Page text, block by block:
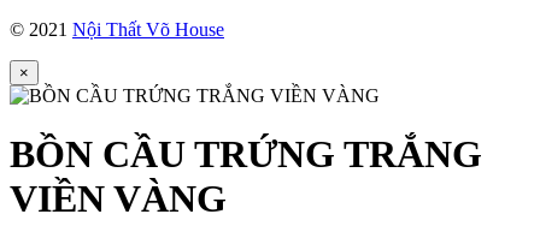
© 2021 Nội Thất Võ House
×
BỒN CẦU TRỨNG TRẮNG
VIỀN VÀNG